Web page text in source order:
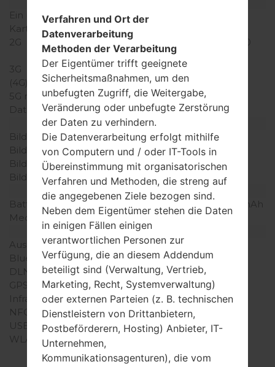
Ein paar Plätze für SIM-
Karten
2 Mini-SIM
2G
GSM 850/900/1800/1900
MHz
3G
(4G) LTE
-
5G network
-
Daten
GPRS/EDGE
Anzeige
Bildschirmgröße
2.4 in
Bildschirmtyp
TFT
Bildschirmerweiterung
240 x 320 Pixel (167 ppi)
Bildschirmfarben
256K Farben
Batterie und Tastatur
Batteriekapazität
entfernbar Li-Ion 900 mAh
Mechanische Tastatur
Ja
Interfaces
Ausgabe für Audio
3.5mm jack
Bluetooth
Version 2.1, A2DP, EDR
DLNA
Nein
GPS
-
Infrarotanschluss
Nein
NFC
Nein
USB
microUSB 2.0
WLAN
Verfahren und Ort der
Datenverarbeitung
Methoden der Verarbeitung
Der Eigentümer trifft geeignete
Sicherheitsmaßnahmen, um den
unbefugten Zugriff, die Weitergabe,
Veränderung oder unbefugte Zerstörung
der Daten zu verhindern.
Die Datenverarbeitung erfolgt mithilfe
von Computern und / oder IT-Tools in
Übereinstimmung mit organisatorischen
Verfahren und Methoden, die streng auf
die angegebenen Ziele bezogen sind.
Neben dem Eigentümer stehen die Daten
in einigen Fällen einigen
verantwortlichen Personen zur
Verfügung, die an diesem Addendum
beteiligt sind (Verwaltung, Vertrieb,
Marketing, Recht, Systemverwaltung)
oder externen Parteien (z. B. technischen
Dienstleistern von Drittanbietern,
Postbeförderern, Hosting) Anbieter, IT-
Unternehmen,
Kommunikationsagenturen), die vom